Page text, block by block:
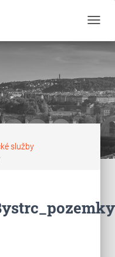
služby